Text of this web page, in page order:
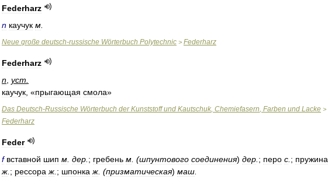
Federharz
n каучук м
Neue große deutsch-russische Wörterbuch Polytechnic > Federharz
Federharz
n уст
каучук , «прыгающая смола»
Das Deutsch-Russische Wörterbuch der Kunststoff und Kautschuk, Chemiefasern, Farben und Lacke >
Federharz
Feder
f вставной шип м дер ; гребень м . (шпунтового соединения) дер ; перо с ; пружина
ж ; рессора ж ; шпонка ж . (призматическая) маш